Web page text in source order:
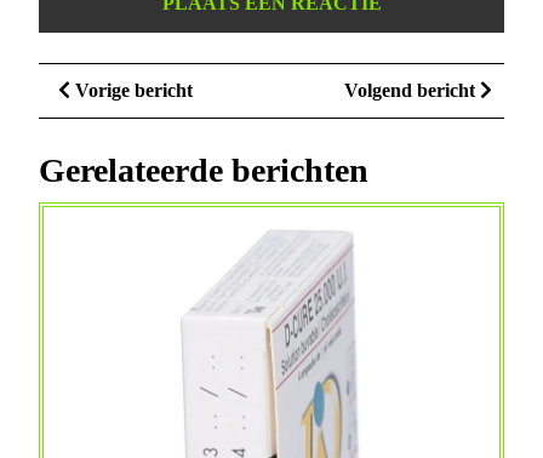
Berichtnavigatie
Vorige berichtVorige
bericht
Volgend bericht
bericht
Gerelateerde berichten